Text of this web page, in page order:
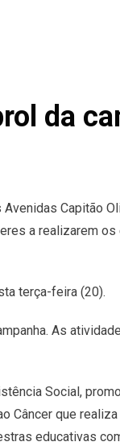
da
Capitão
a realizarem
terça-feira (20).
As
Social,
Câncer que
educativas